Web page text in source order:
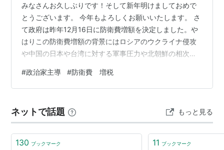
みなさんお久しぶりです！そして新年明けましておめで
とうございます。 今年もよろしくお願いいたします。 さ
て政府は昨年12月16日に防衛費増額を決定しました。や
はりこの防衛費増額の背景にはロシアのウクライナ侵攻
や中国の日本や台湾に対する軍事圧力や北朝鮮の相次ぐ
も防衛費増額は仕方がないことなのかもしれません。 12
月16日に自民、公明が決定した2023年度与党税制改正大
針とのことです。 ここでこの記事では所得税のみについ
て説明していきます。 2013年から課税されている「復興
特別所得税」これは東日…
#政治家主導 #防衛費 増税
ネットで話題 もっと見る
130 ブックマーク 11 ブックマーク